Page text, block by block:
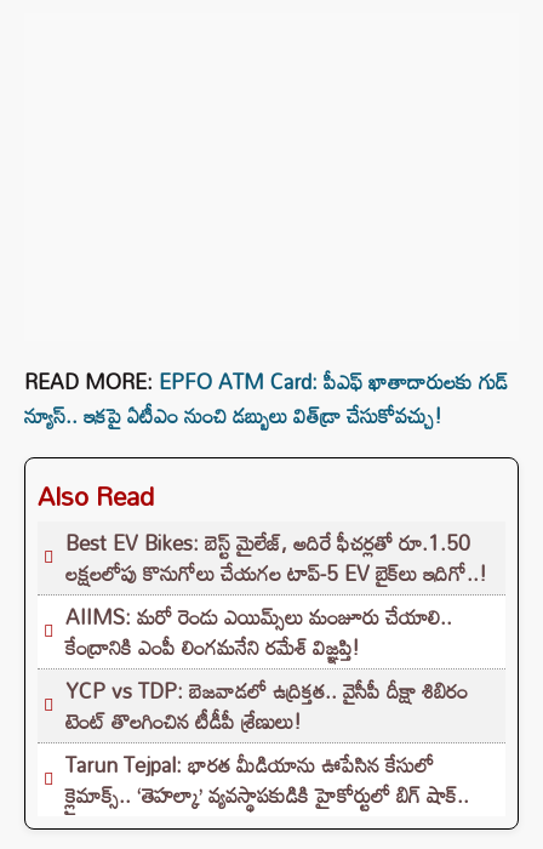
READ MORE: EPFO ​​ATM Card: పీఎఫ్ ఖాతాదారులకు గుడ్
న్యూస్.. ఇకపై ఏటీఎం నుంచి డబ్బులు విత్‌డ్రా చేసుకోవచ్చు!
Also Read
Best EV Bikes: బెస్ట్ మైలేజ్, అదిరే ఫీచర్లతో రూ.1.50
లక్షలలోపు కొనుగోలు చేయగల టాప్-5 EV బైక్‌లు ఇదిగో..!
AIIMS: మరో రెండు ఎయిమ్స్‌లు మంజూరు చేయాలి..
కేంద్రానికి ఎంపీ లింగమనేని రమేశ్ విజ్ఞప్తి!
YCP vs TDP: బెజవాడలో ఉద్రిక్తత.. వైసీపీ దీక్షా శిబిరం
టెంట్ తొలగించిన టీడీపీ శ్రేణులు!
Tarun Tejpal: భారత మీడియాను ఊపేసిన కేసులో
క్లైమాక్స్.. ‘తెహల్కా’ వ్యవస్థాపకుడికి హైకోర్టులో బిగ్ షాక్..